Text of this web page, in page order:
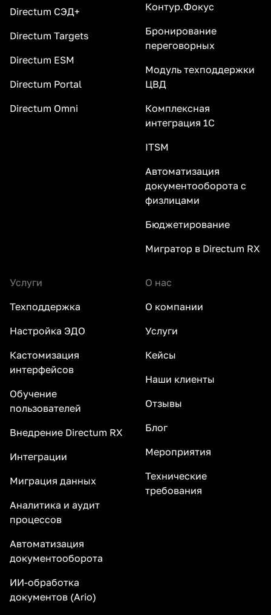
Directum СЭД+
Directum Targets
Directum ESM
Directum Portal
Directum Omni
Контур.Фокус
Бронирование
переговорных
Модуль техподдержки
ЦВД
Комплексная
интеграция 1С
ITSM
Автоматизация
документооборота с
физлицами
Бюджетирование
Мигратор в Directum RX
Услуги
Техподдержка
Настройка ЭДО
Кастомизация
интерфейсов
Обучение
пользователей
Внедрение Directum RX
Интеграции
Миграция данных
Аналитика и аудит
процессов
Автоматизация
документооборота
ИИ-обработка
документов (Ario)
О нас
О компании
Услуги
Кейсы
Наши клиенты
Отзывы
Блог
Мероприятия
Технические
требования